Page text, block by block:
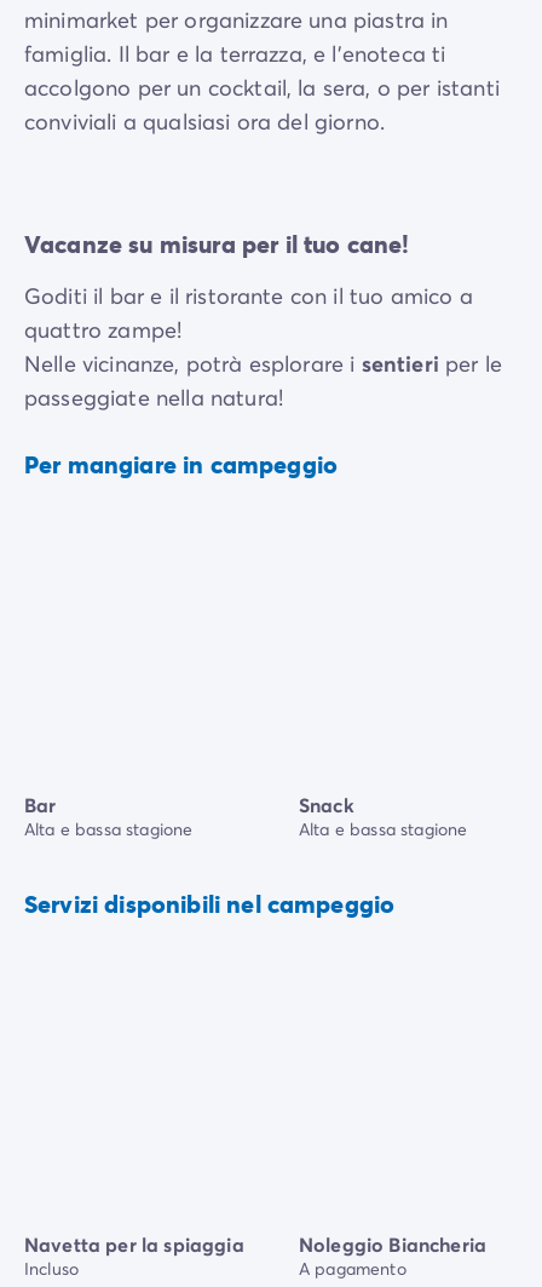
minimarket per organizzare una piastra in
famiglia. Il bar e la terrazza, e l'enoteca ti
accolgono per un cocktail, la sera, o per istanti
conviviali a qualsiasi ora del giorno.
Vacanze su misura per il tuo cane!
Goditi il bar e il ristorante con il tuo amico a
quattro zampe!
Nelle vicinanze, potrà esplorare i sentieri per le
passeggiate nella natura!
Per mangiare in campeggio
Bar
Alta e bassa stagione
Snack
Alta e bassa stagione
Servizi disponibili nel campeggio
Navetta per la spiaggia
Incluso
Noleggio Biancheria
A pagamento